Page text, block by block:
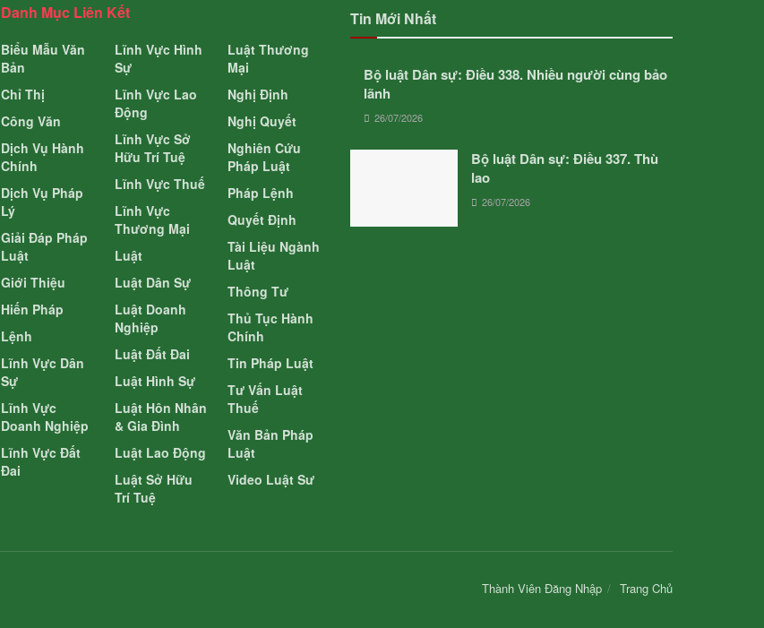
Danh Mục Liên Kết
Biểu Mẫu Văn
Bản
Chỉ Thị
Công Văn
Dịch Vụ Hành
Chính
Dịch Vụ Pháp
Lý
Giải Đáp Pháp
Luật
Giới Thiệu
Hiến Pháp
Lệnh
Lĩnh Vực Dân
Sự
Lĩnh Vực
Doanh Nghiệp
Lĩnh Vực Đất
Đai
Lĩnh Vực Hình
Sự
Lĩnh Vực Lao
Động
Lĩnh Vực Sở
Hữu Trí Tuệ
Lĩnh Vực Thuế
Lĩnh Vực
Thương Mại
Luật
Luật Dân Sự
Luật Doanh
Nghiệp
Luật Đất Đai
Luật Hình Sự
Luật Hôn Nhân
& Gia Đình
Luật Lao Động
Luật Sở Hữu
Trí Tuệ
Luật Thương
Mại
Nghị Định
Nghị Quyết
Nghiên Cứu
Pháp Luật
Pháp Lệnh
Quyết Định
Tài Liệu Ngành
Luật
Thông Tư
Thủ Tục Hành
Chính
Tin Pháp Luật
Tư Vấn Luật
Thuế
Văn Bản Pháp
Luật
Video Luật Sư
Tin Mới Nhất
Bộ luật Dân sự: Điều 338. Nhiều người cùng bảo
lãnh
26/07/2026
Bộ luật Dân sự: Điều 337. Thù
lao
26/07/2026
Thành Viên Đăng Nhập Trang Chủ